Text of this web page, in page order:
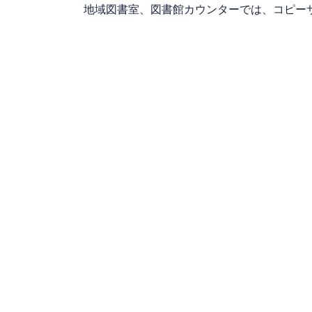
地域図書室、図書館カウンターでは、コピー